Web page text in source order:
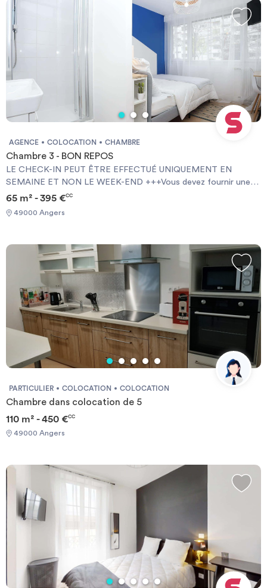
AGENCE COLOCATION CHAMBRE
Chambre 3 - BON REPOS
LE CHECK-IN PEUT ÊTRE EFFECTUÉ UNIQUEMENT EN
SEMAINE ET NON LE WEEK-END +++Vous devez fournir une
Garantie Visale obligatoirement et une assurance habitation+++
[ENG] CHECK-IN CAN ONLY BE DONE ON WEEKDAYS AND
NOT AT WEEKENDS +++You must provide a Visale Guarantee
65 m² - 395 €CC
49000 Angers
PARTICULIER COLOCATION COLOCATION
Chambre dans colocation de 5
110 m² - 450 €CC
49000 Angers